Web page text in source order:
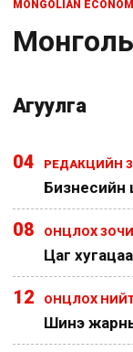
MONGOLIAN
Агуулга
04 РЕДАКЦИЙН
Бизнесийн
08 ОНЦЛОХ
Цаг
12 ОНЦЛОХ
Шинэ